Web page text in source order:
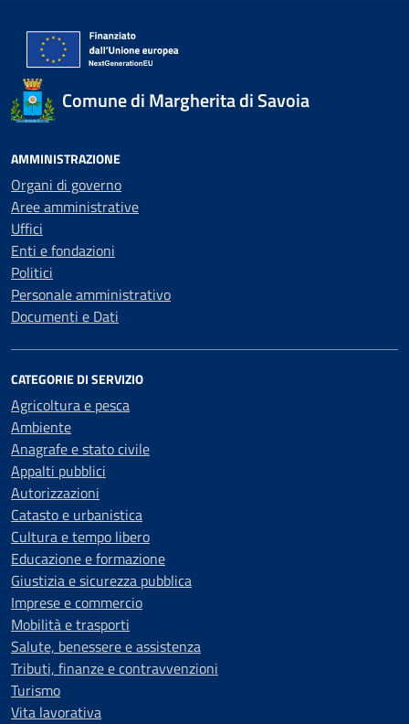
Comune di Margherita di Savoia
AMMINISTRAZIONE
Organi di governo
Aree amministrative
Uffici
Enti e fondazioni
Politici
Personale amministrativo
Documenti e Dati
CATEGORIE DI SERVIZIO
Agricoltura e pesca
Ambiente
Anagrafe e stato civile
Appalti pubblici
Autorizzazioni
Catasto e urbanistica
Cultura e tempo libero
Educazione e formazione
Giustizia e sicurezza pubblica
Imprese e commercio
Mobilità e trasporti
Salute, benessere e assistenza
Tributi, finanze e contravvenzioni
Turismo
Vita lavorativa